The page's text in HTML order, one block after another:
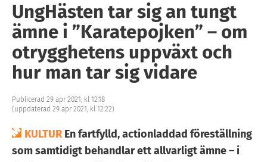
UngHästen tar sig an tungt
ämne i ”Karatepojken” – om
otrygghetens uppväxt och
hur man tar sig vidare
Publicerad 29 apr 2021, kl 12:18
(uppdaterad 29 apr 2021, kl 12:22)
KULTUR En fartfylld, actionladdad föreställning
som samtidigt behandlar ett allvarligt ämne – i